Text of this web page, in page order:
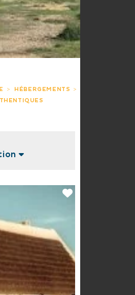
HÉBERGEMENTS